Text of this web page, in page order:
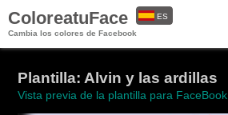
ColoreatuFace
Cambia los colores de Facebook
ES
Plantilla: Alvin y las ardillas
Vista previa de la plantilla para FaceBook